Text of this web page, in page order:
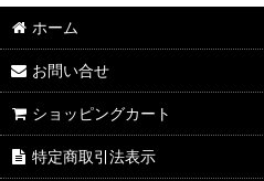
ホーム
お問い合せ
ショッピングカート
特定商取引法表示